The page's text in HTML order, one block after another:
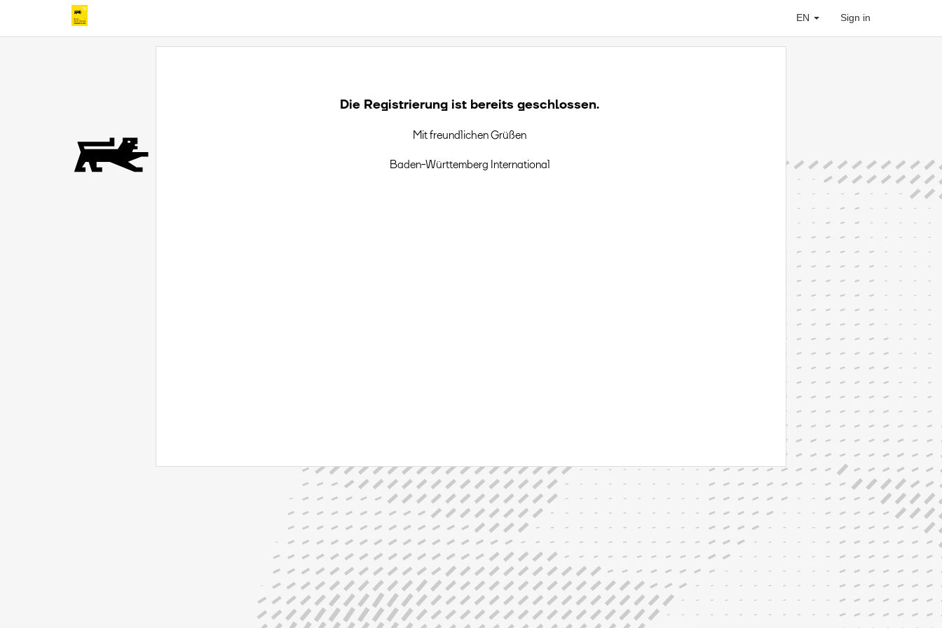
EN Sign in
Die Registrierung ist bereits geschlossen.
Mit freundlichen Grüßen
Baden-Württemberg International